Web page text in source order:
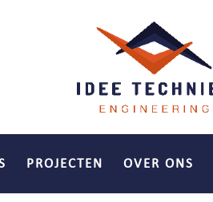
PROJECTEN OVER ONS